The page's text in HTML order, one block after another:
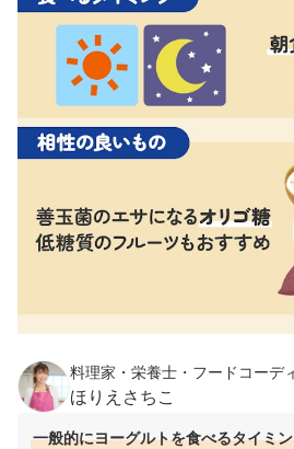
料理家・栄養士・フードコーデ
ほりえさちこ
一般的にヨーグルトを食べるタイミ